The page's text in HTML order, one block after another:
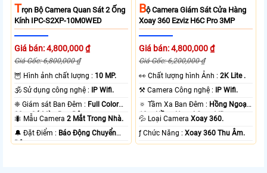
TRọn Bộ Camera Quan Sát 2 Ống
Kính IPC-S2XP-10M0WED
Giá bán: 4,800,000 ₫
Giá Gốc: 6,800,000 ₫
🦉 Hình ảnh chất lượng : 10 MP.
🕉️ Sử dụng công nghệ : IP Wifi.
❈ Giám sát Ban Đêm : Full Color
20m Có Màu Ban Ðêm.
🐜 Mẫu Camera2 Mắt Trong Nhà.
️🔔 Đặt Điểm : Báo Động Chuyển
Động.
BỘ Camera Giám Sát Cửa Hàng
Xoay 360 Ezviz H6C Pro 3MP
Giá bán: 4,800,000 ₫
Giá Gốc: 6,200,000 ₫
️👀 Chất lượng hình Ảnh :2K Lite .
⚒ Camera Công nghệ : IP Wifi.
🔅 Tầm Xa Ban Đêm : Hồng Ngoại
10m Hồng Ngoại Smart IR.
💦 Loại CameraXoay 360.
️ƒ Chức Năng :Xoay 360 Thu Âm.